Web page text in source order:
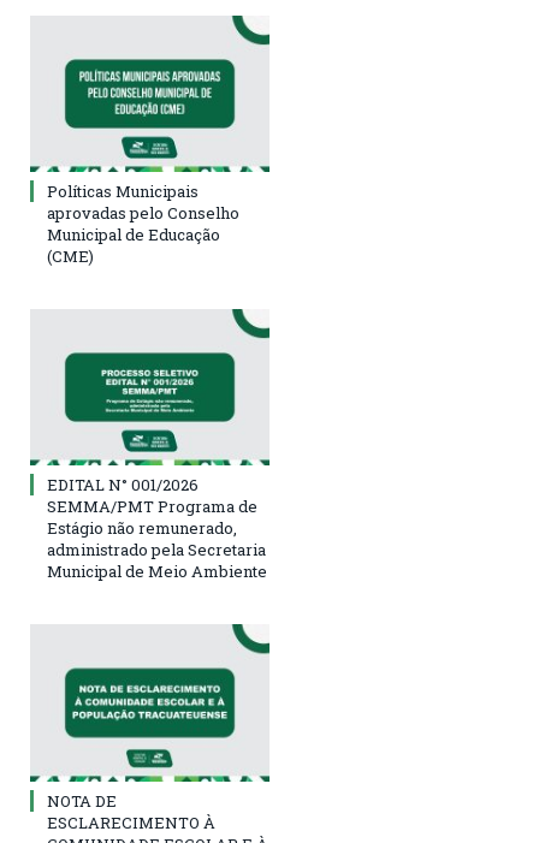
Políticas Municipais
aprovadas pelo Conselho
Municipal de Educação
(CME)
EDITAL N° 001/2026
SEMMA/PMT Programa de
Estágio não remunerado,
administrado pela Secretaria
Municipal de Meio Ambiente
NOTA DE
ESCLARECIMENTO À